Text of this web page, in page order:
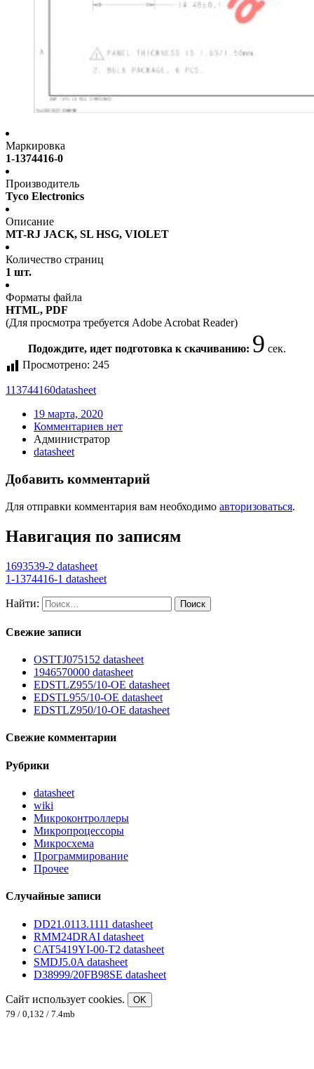
Маркировка
1-1374416-0
Производитель
Tyco Electronics
Описание
MT-RJ JACK, SL HSG, VIOLET
Количество страниц
1 шт.
Форматы файла
HTML, PDF
(Для просмотра требуется Adobe Acrobat Reader)
Подождите, идет подготовка к скачиванию: 9 сек.
Просмотрено: 245
113744160datasheet
19 марта, 2020
Комментариев нет
Администратор
datasheet
Добавить комментарий
Для отправки комментария вам необходимо авторизоваться.
Навигация по записям
1693539-2 datasheet
1-1374416-1 datasheet
Найти:
Свежие записи
OSTTJ075152 datasheet
1946570000 datasheet
EDSTLZ955/10-OE datasheet
EDSTL955/10-OE datasheet
EDSTLZ950/10-OE datasheet
Свежие комментарии
Рубрики
datasheet
wiki
Микроконтроллеры
Микропроцессоры
Микросхема
Программирование
Прочее
Случайные записи
DD21.0113.1111 datasheet
RMM24DRAI datasheet
CAT5419YI-00-T2 datasheet
SMDJ5.0A datasheet
D38999/20FB98SE datasheet
Сайт использует cookies.
OK
79 / 0,132 / 7.4mb